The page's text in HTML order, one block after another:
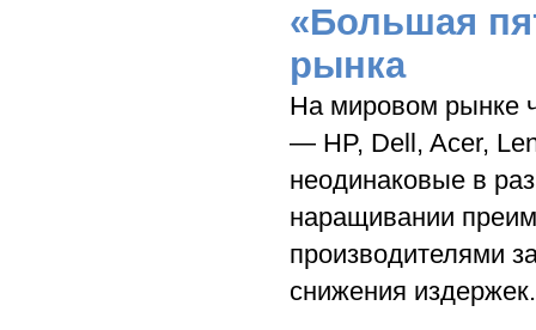
«Большая
рынка
На мировом рынке
— HP, Dell, Acer,
неодинаковые в
наращивании
производителями
снижения издержек.